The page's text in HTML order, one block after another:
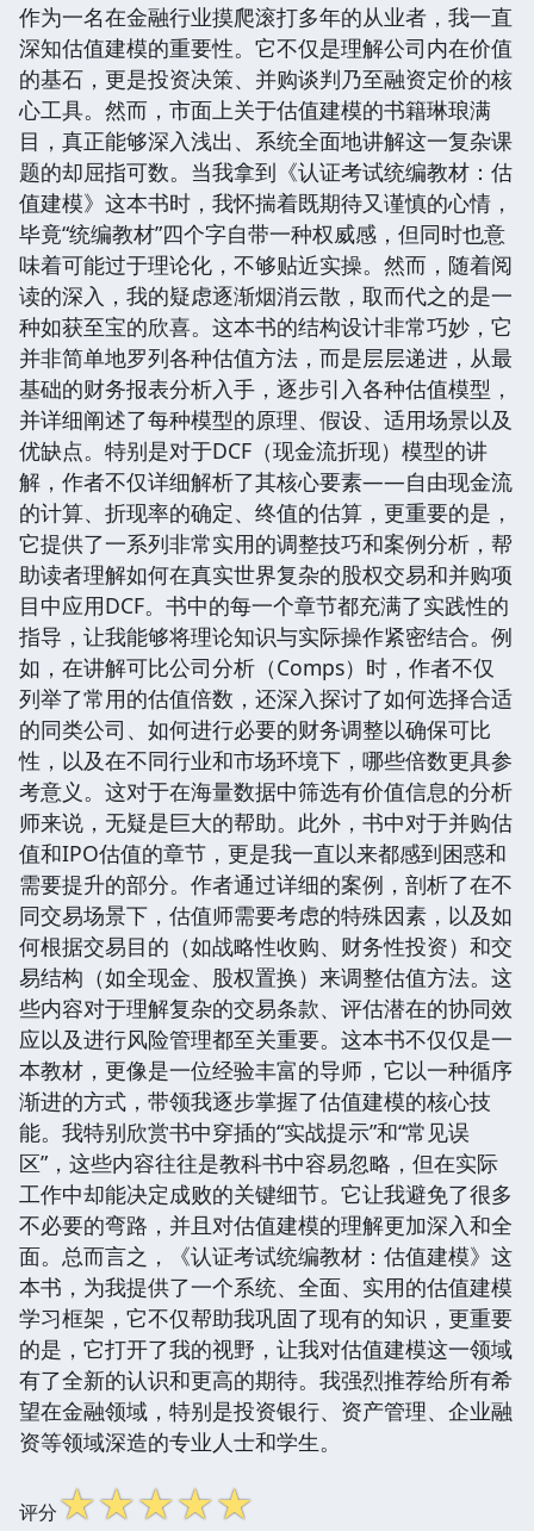
作为一名在金融行业摸爬滚打多年的从业者，我一直
深知估值建模的重要性。它不仅是理解公司内在价值
的基石，更是投资决策、并购谈判乃至融资定价的核
心工具。然而，市面上关于估值建模的书籍琳琅满
目，真正能够深入浅出、系统全面地讲解这一复杂课
题的却屈指可数。当我拿到《认证考试统编教材：估
值建模》这本书时，我怀揣着既期待又谨慎的心情，
毕竟“统编教材”四个字自带一种权威感，但同时也意
味着可能过于理论化，不够贴近实操。然而，随着阅
读的深入，我的疑虑逐渐烟消云散，取而代之的是一
种如获至宝的欣喜。这本书的结构设计非常巧妙，它
并非简单地罗列各种估值方法，而是层层递进，从最
基础的财务报表分析入手，逐步引入各种估值模型，
并详细阐述了每种模型的原理、假设、适用场景以及
优缺点。特别是对于DCF（现金流折现）模型的讲
解，作者不仅详细解析了其核心要素——自由现金流
的计算、折现率的确定、终值的估算，更重要的是，
它提供了一系列非常实用的调整技巧和案例分析，帮
助读者理解如何在真实世界复杂的股权交易和并购项
目中应用DCF。书中的每一个章节都充满了实践性的
指导，让我能够将理论知识与实际操作紧密结合。例
如，在讲解可比公司分析（Comps）时，作者不仅
列举了常用的估值倍数，还深入探讨了如何选择合适
的同类公司、如何进行必要的财务调整以确保可比
性，以及在不同行业和市场环境下，哪些倍数更具参
考意义。这对于在海量数据中筛选有价值信息的分析
师来说，无疑是巨大的帮助。此外，书中对于并购估
值和IPO估值的章节，更是我一直以来都感到困惑和
需要提升的部分。作者通过详细的案例，剖析了在不
同交易场景下，估值师需要考虑的特殊因素，以及如
何根据交易目的（如战略性收购、财务性投资）和交
易结构（如全现金、股权置换）来调整估值方法。这
些内容对于理解复杂的交易条款、评估潜在的协同效
应以及进行风险管理都至关重要。这本书不仅仅是一
本教材，更像是一位经验丰富的导师，它以一种循序
渐进的方式，带领我逐步掌握了估值建模的核心技
能。我特别欣赏书中穿插的“实战提示”和“常见误
区”，这些内容往往是教科书中容易忽略，但在实际
工作中却能决定成败的关键细节。它让我避免了很多
不必要的弯路，并且对估值建模的理解更加深入和全
面。总而言之，《认证考试统编教材：估值建模》这
本书，为我提供了一个系统、全面、实用的估值建模
学习框架，它不仅帮助我巩固了现有的知识，更重要
的是，它打开了我的视野，让我对估值建模这一领域
有了全新的认识和更高的期待。我强烈推荐给所有希
望在金融领域，特别是投资银行、资产管理、企业融
资等领域深造的专业人士和学生。
评分☆☆☆☆☆